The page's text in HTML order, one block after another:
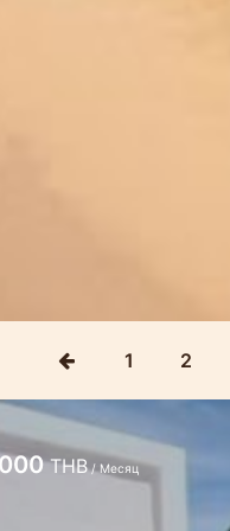
1 2
вилла с
в районе
THB/ Месяц